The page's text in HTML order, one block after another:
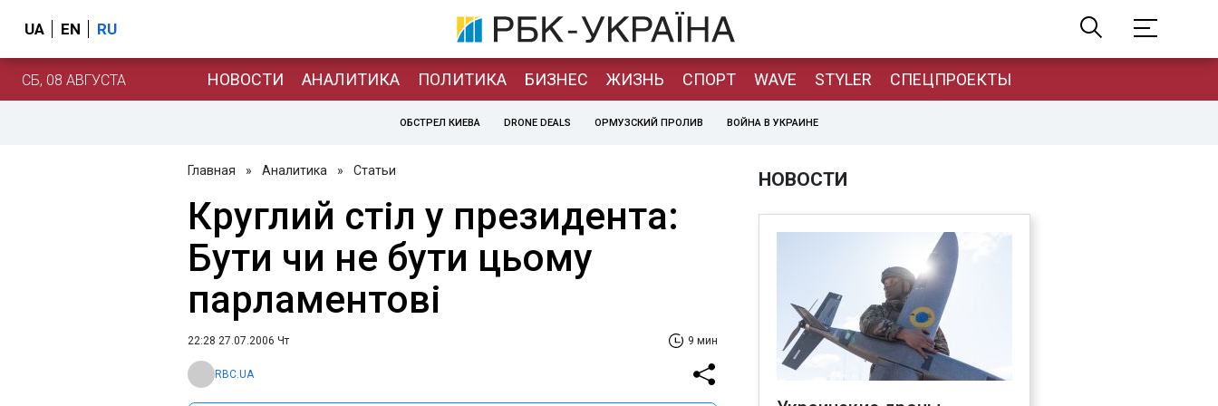
UA EN RU
СБ, 08 АВГУСТА НОВОСТИ АНАЛИТИКА ПОЛИТИКА БИЗНЕС ЖИЗНЬ СПОРТ WAVE STYLER СПЕЦПРОЕКТЫ
ОБСТРЕЛ КИЕВА DRONE DEALS ОРМУЗСКИЙ ПРОЛИВ ВОЙНА В УКРАИНЕ
Главная » Аналитика » Статьи
Круглий стіл у президента:
Бути чи не бути цьому
парламентові
22:28 27.07.2006 Чт 9 мин
RBC.UA
НОВОСТИ